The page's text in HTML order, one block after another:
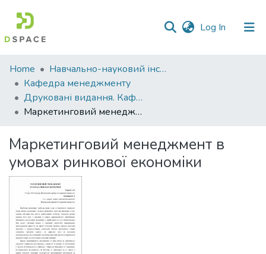
Log In (current)
Communities
&
Collections
All of DSpace
Statistics
Home
Навчально-науковий інститут економіки, управління, права та інформаційних технологій
Кафедра менеджменту
Друковані видання. Кафедра менеджменту ім. І.А. Маркіної
Маркетинговий менеджмент в умовах ринкової економіки
Маркетинговий менеджмент в
умовах ринкової економіки